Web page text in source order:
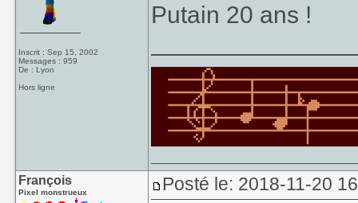
Inscrit : Sep 15, 2002
Messages : 959
De : Lyon
Hors ligne
Putain 20 ans !
François
Pixel monstrueux Posté le: 2018-11-20